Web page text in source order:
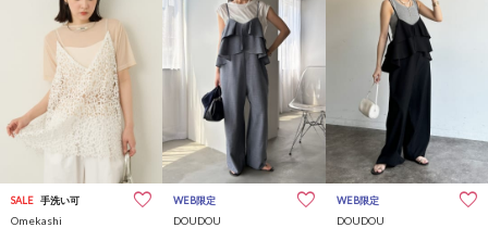
SALE 手洗い可
Omekashi
WEB限定
DOUDOU
WEB限定
DOUDOU